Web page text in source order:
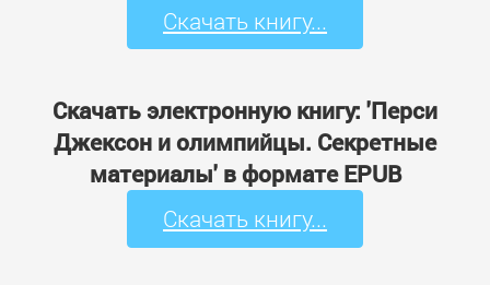
Скачать книгу...
Скачать электронную книгу: 'Перси
Джексон и олимпийцы. Секретные
материалы' в формате EPUB
Скачать книгу...